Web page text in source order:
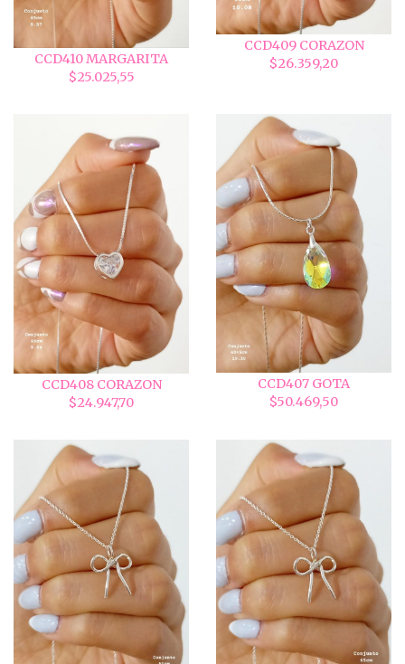
CCD410 MARGARITA
$25.025,55
CCD409 CORAZON
$26.359,20
CCD408 CORAZON
$24.947,70
CCD407 GOTA
$50.469,50